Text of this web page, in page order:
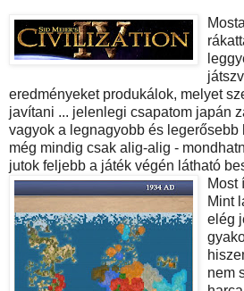
eredményeket produkálok, melyet
javítani ... jelenlegi csapatom japán
vagyok a legnagyobb és legerősebb
még mindig csak alig-alig -
jutok feljebb a játék végén látható
Most
Mint
elég
nem